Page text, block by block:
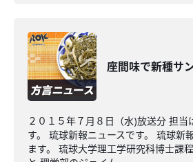
座間味で新種サ
２０１５年７月８日（水)放送分 担当
す。 琉球新報ニュースです。 琉球新
ます。 琉球大学理工学研究科博士課